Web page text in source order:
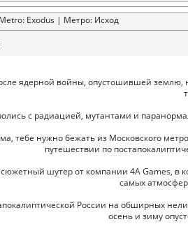
Exodus | Метро: Исход
ядерной войны, опустошившей
с радиацией, мутантами и
тебе нужно бежать из Московского
путешествии по
шутер от компании 4A Games, в
самых
России на обширных
осень и зиму